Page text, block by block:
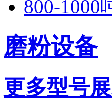
800-1000
磨粉设备
更多型号